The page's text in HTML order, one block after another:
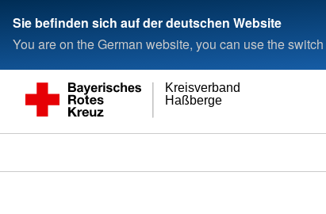
Sie befinden sich auf der deutschen Website
You are on the German website, you can use the
Haßberge
Kreisverband